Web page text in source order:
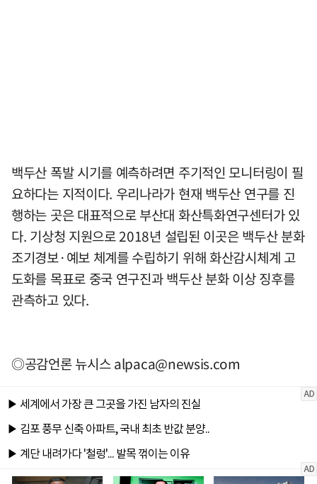
백두산 폭발 시기를 예측하려면 주기적인 모니터링이 필
요하다는 지적이다. 우리나라가 현재 백두산 연구를 진
행하는 곳은 대표적으로 부산대 화산특화연구센터가 있
다. 기상청 지원으로 2018년 설립된 이곳은 백두산 분화
조기경보·예보 체계를 수립하기 위해 화산감시체계 고
도화를 목표로 중국 연구진과 백두산 분화 이상 징후를
관측하고 있다.
◎공감언론 뉴시스alpaca@newsis.com